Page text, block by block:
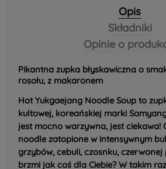
Opis
Składniki
Opinie o
Pikantna zupka błyskawiczna o
rosołu, z makaronem
Hot Yukgaejang Noodle Soup to
kultowej, koreańskiej marki
jest mocno warzywna, jest ciekawa!
noodle zatopione w intensywnym
grzybów, cebuli, czosnku,
brzmi jak coś dla Ciebie? W takim